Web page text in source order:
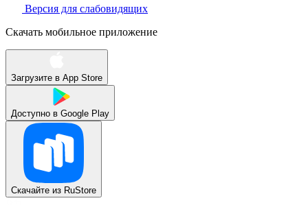
Версия для слабовидящих
Скачать мобильное приложение
Загрузите в App Store
Доступно в Google Play
Скачайте из RuStore